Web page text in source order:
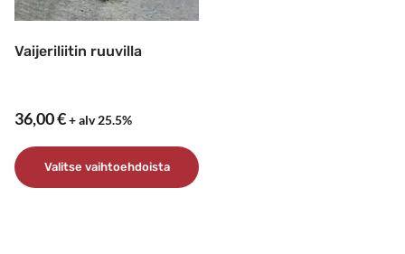
Vaijeriliitin ruuvilla
36,00€+ alv 25.5%
Valitse vaihtoehdoista